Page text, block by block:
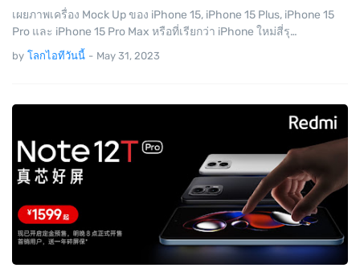
เผยภาพเครื่อง Mock Up ของ ‌iPhone 15‌, ‌iPhone 15‌ Plus, iPhone 15
Pro และ ‌iPhone 15 Pro‌ Max หรือที่เรียกว่า iPhone ใหม่สี่รุ…
by โลกไอทีวันนี้ - May 31, 2023